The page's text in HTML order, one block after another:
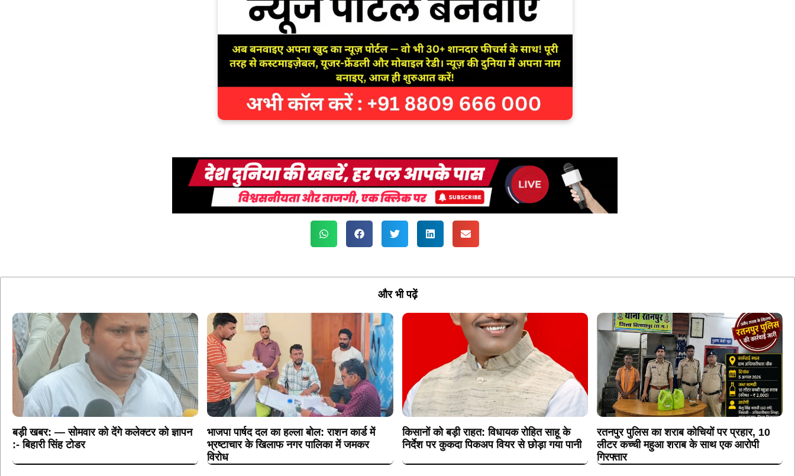
और भी पढ़ें
बड़ी खबर: — सोमवार को देंगे कलेक्टर को ज्ञापन
:- बिहारी सिंह टोडर
भाजपा पार्षद दल का हल्ला बोल: राशन कार्ड में
भ्रष्टाचार के खिलाफ नगर पालिका में जमकर
विरोध
किसानों को बड़ी राहत: विधायक रोहित साहू के
निर्देश पर कुकदा पिकअप वियर से छोड़ा गया पानी
रतनपुर पुलिस का शराब कोचियों पर प्रहार, 10
लीटर कच्ची महुआ शराब के साथ एक आरोपी
गिरफ्तार